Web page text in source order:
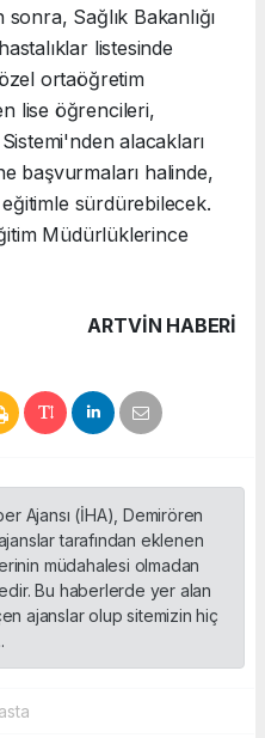
Sağlık Bakanlığı
listesinde
ortaöğretim
lise öğrencileri,
alacakları
başvurmaları halinde,
sürdürebilecek.
Müdürlüklerince
ARTVIN HABERİ
Ajansı (İHA), Demirören
tarafından eklenen
müdahalesi olmadan
Bu haberlerde yer alan
ajanslar olup sitemizin hiç